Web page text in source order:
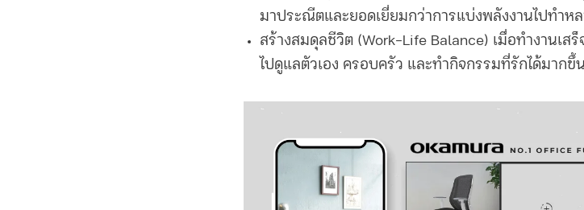
มาประณีตและยอดเยี่ยมกว่าการแบ่งพลังงานไปทำห
สร้างสมดุลชีวิต (Work-Life Balance) เมื่อทำงานเส
ไปดูแลตัวเอง ครอบครัว และทำกิจกรรมที่รักได้มากขึ้น